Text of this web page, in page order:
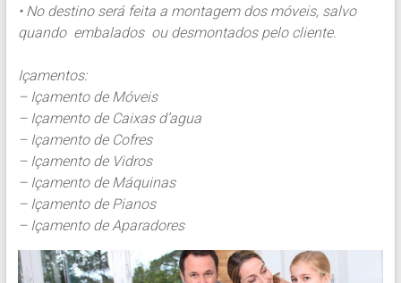
• No destino será feita a montagem dos móveis, salvo
quando embalados ou desmontados pelo cliente.
Içamentos:
– Içamento de Móveis
– Içamento de Caixas d’agua
– Içamento de Cofres
– Içamento de Vidros
– Içamento de Máquinas
– Içamento de Pianos
– Içamento de Aparadores